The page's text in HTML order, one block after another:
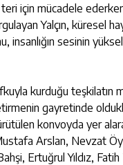
için mücadele
Yalçın, küresel
insanlığın sesinin
kurduğu teşkilatın
gayretinde
konvoyda yer
Arslan, Nevzat
Ertuğrul Yıldız, Fatih